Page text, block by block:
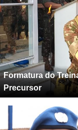
Formatura do
Precursor